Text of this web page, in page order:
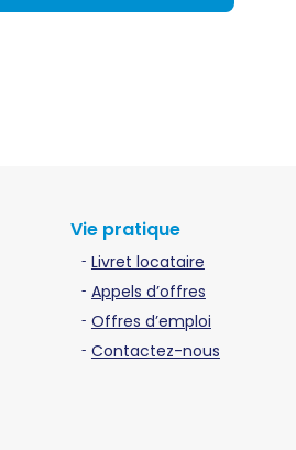
Vie pratique
Livret locataire
Appels d’offres
Offres d’emploi
Contactez-nous